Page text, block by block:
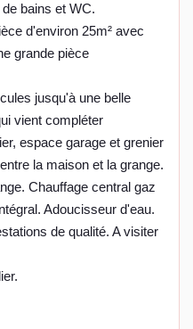
bains et WC.
d'environ 25m² avec
grande pièce
jusqu'à une belle
vient compléter
espace garage et grenier
la maison et la grange.
Chauffage central gaz
Adoucisseur d'eau.
de qualité. A visiter